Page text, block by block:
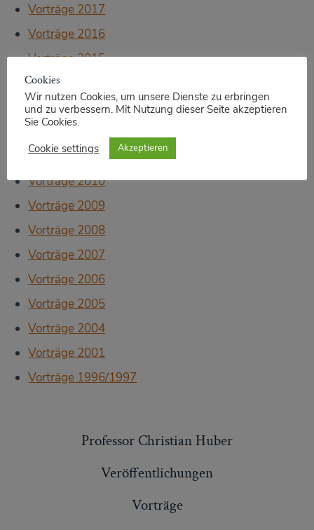
Vorträge 2017
Vorträge 2016
Vorträge 2015
Vorträge 2014
Vorträge 2013
Vorträge 2011
Vorträge 2010
Vorträge 2009
Vorträge 2008
Vorträge 2007
Vorträge 2006
Vorträge 2005
Vorträge 2004
Vorträge 2001
Vorträge 1996/1997
Professor Christian Huber
Veröffentlichungen
Vorträge
Cookies
Wir nutzen Cookies, um unsere Dienste zu erbringen
und zu verbessern. Mit Nutzung dieser Seite akzeptieren
Sie Cookies.
Cookie settings
Akzeptieren